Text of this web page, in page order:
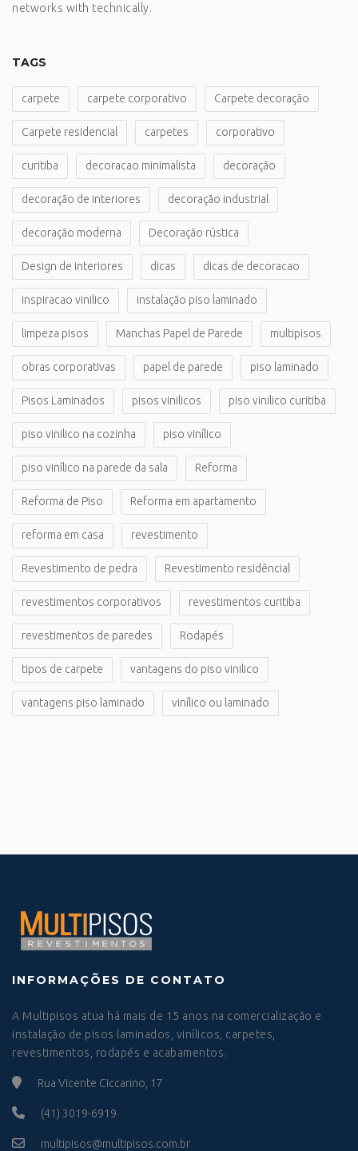
networks with technically.
TAGS
carpete carpete corporativo Carpete decoração
Carpete residencial carpetes corporativo
curitiba decoracao minimalista decoração
decoração de interiores decoração industrial
decoração moderna Decoração rústica
Design de interiores dicas dicas de decoracao
inspiracao vinilico instalação piso laminado
limpeza pisos Manchas Papel de Parede multipisos
obras corporativas papel de parede piso laminado
Pisos Laminados pisos vinilicos piso vinilico curitiba
piso vinilico na cozinha piso vinílico
piso vinílico na parede da sala Reforma
Reforma de Piso Reforma em apartamento
reforma em casa revestimento
Revestimento de pedra Revestimento residêncial
revestimentos corporativos revestimentos curitiba
revestimentos de paredes Rodapés
tipos de carpete vantagens do piso vinilico
vantagens piso laminado vinílico ou laminado
INFORMAÇÕES DE CONTATO
A Multipisos atua há mais de 15 anos na comercialização e
instalação de pisos laminados, vinílicos, carpetes,
revestimentos, rodapés e acabamentos.
Rua Vicente Ciccarino, 17
(41) 3019-6919
multipisos@multipisos.com.br